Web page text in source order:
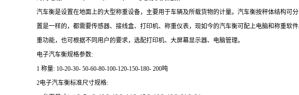
汽车衡是设置在地面上的大型称重设备，主要用于车辆及所载货物的计量。汽车衡按秤体结构
置是一样的，都需要传感器、接线盒、打印机、称重仪表，现如今的汽车衡可配上电脑和称重
重功能，也可根据不同用户的要求，选配打印机、大屏幕显示器、电脑管理。
电子汽车衡规格参数:
1 称量: 10-20-30- 50-60-80-100-120-150-180- 200吨
2电子汽车衡标准尺寸规格: